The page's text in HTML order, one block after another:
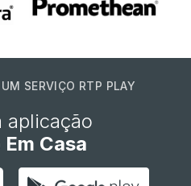
SERVIÇO RTP PLAY
aplicação
Casa